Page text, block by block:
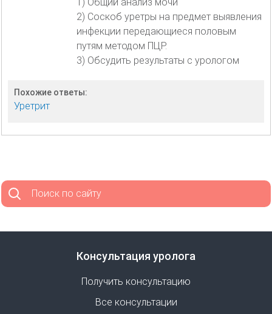
2) Соскоб уретры на предмет выявления
инфекции передающиеся половым
путям методом ПЦР.
3) Обсудить результаты с урологом
Похожие ответы:
Уретрит
Поиск по сайту
Консультация уролога
Получить консультацию
Все консультации